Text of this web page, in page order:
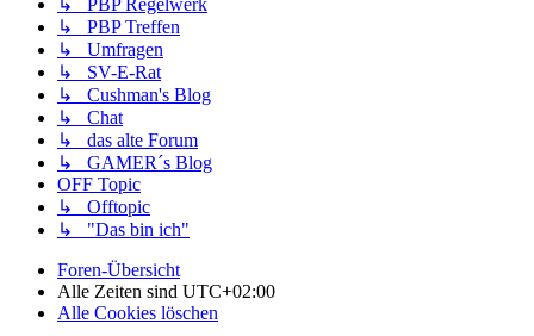
↳ PBP Regelwerk
↳ PBP Treffen
↳ Umfragen
↳ SV-E-Rat
↳ Cushman's Blog
↳ Chat
↳ das alte Forum
↳ GAMER´s Blog
OFF Topic
↳ Offtopic
↳ "Das bin ich"
Foren-Übersicht
Alle Zeiten sind UTC+02:00
Alle Cookies löschen